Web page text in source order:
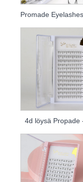
4d löysä Propade